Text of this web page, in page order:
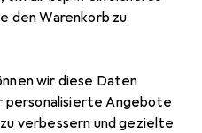
den Warenkorb zu
wir diese Daten
personalisierte Angebote
verbessern und gezielte